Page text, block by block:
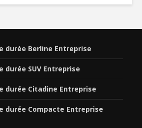
durée Berline Entreprise
durée SUV Entreprise
durée Citadine Entreprise
durée Compacte Entreprise